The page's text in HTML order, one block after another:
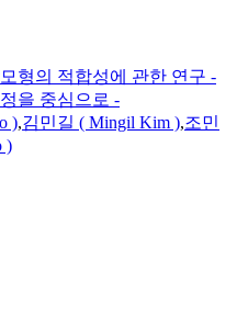
형의 적합성에 관한 연구 -
을 중심으로 -
),김민길 ( Mingil Kim ),조민
)